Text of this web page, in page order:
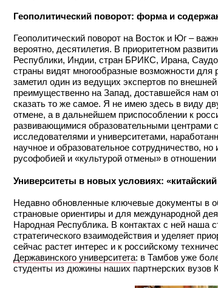
Геополитический поворот: форма и
Геополитический поворот на Восток и Юг –
вероятно, десятилетия. В приоритетном
Республики, Индии, стран БРИКС, Ирана,
страны видят многообразные возможности
заметил один из ведущих экспертов по
преимущественно на Запад, доставшейся нам
сказать то же самое. Я не имею здесь в виду
отмене, а в дальнейшем приспособлении к
развивающимися образовательными центрами
исследователями и университетами,
научное и образовательное сотрудничество,
русофобией и «культурой отмены» в отношении
Университеты в новых условиях: «китайский
Недавно обновленные ключевые документы в
страновые ориентиры и для международной
Народная Республика. В контактах с ней наша
стратегического взаимодействия и уделяет
сейчас растет интерес и к российскому
Державинского университета: в Тамбов уже
студенты из дюжины наших партнерских вузов